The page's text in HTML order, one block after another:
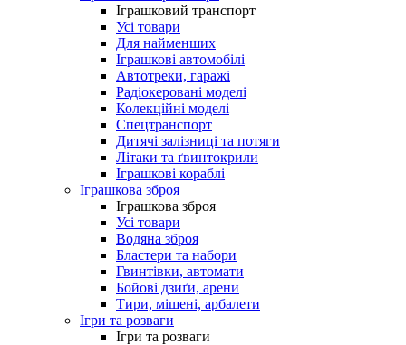
Іграшковий транспорт
Усі товари
Для найменших
Іграшкові автомобілі
Автотреки, гаражі
Радіокеровані моделі
Колекційні моделі
Спецтранспорт
Дитячі залізниці та потяги
Літаки та ґвинтокрили
Іграшкові кораблі
Іграшкова зброя
Іграшкова зброя
Усі товари
Водяна зброя
Бластери та набори
Гвинтівки, автомати
Бойові дзиґи, арени
Тири, мішені, арбалети
Ігри та розваги
Ігри та розваги